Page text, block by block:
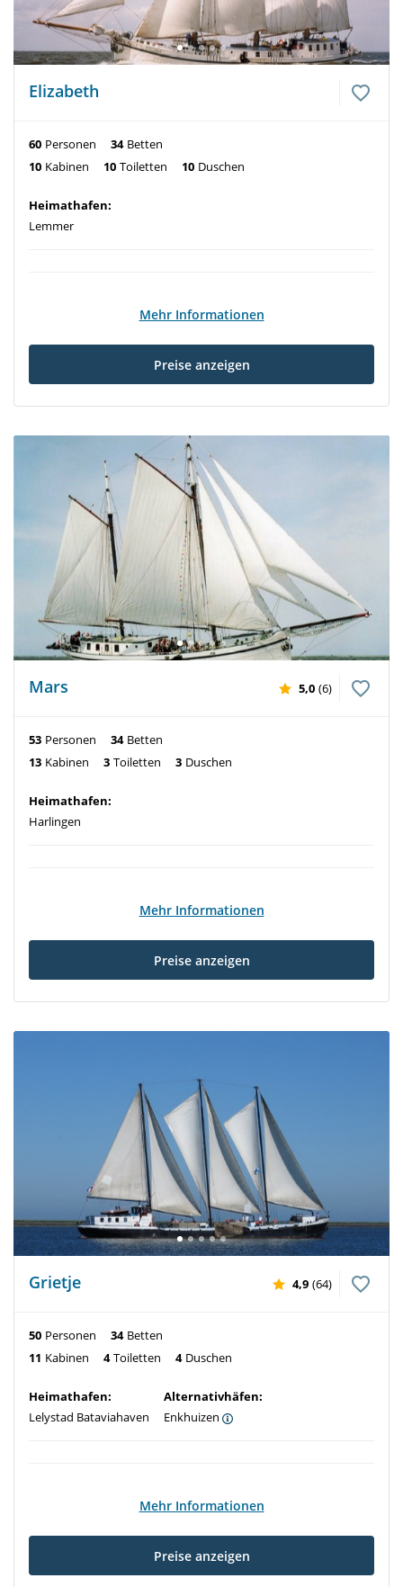
Elizabeth
60 Personen 34 Betten
10 Kabinen 10 Toiletten 10 Duschen
Heimathafen:
Lemmer
Mehr Informationen
Preise anzeigen
Mars 5,0 (6)
53 Personen 34 Betten
13 Kabinen 3 Toiletten 3 Duschen
Heimathafen:
Harlingen
Mehr Informationen
Preise anzeigen
Grietje 4,9 (64)
50 Personen 34 Betten
11 Kabinen 4 Toiletten 4 Duschen
Heimathafen:
Lelystad Bataviahaven
Alternativhäfen:
Enkhuizen
Mehr Informationen
Preise anzeigen